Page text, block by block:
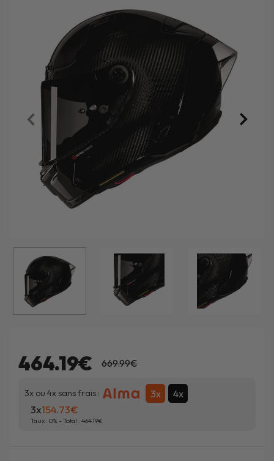
464.19€ 669.99€
3x ou 4x sans frais : 3x 4x
3x154.73
Taux : 0% - Total : 464.19